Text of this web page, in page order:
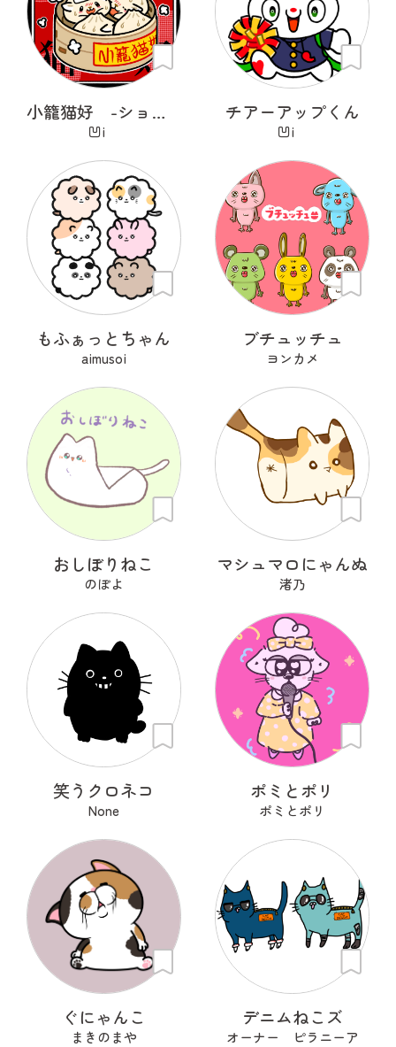
小籠猫好 -ショウロンニャンハオ-
凹i
チアーアップくん
凹i
もふぁっとちゃん
aimusoi
ブチュッチュ
ヨンカメ
おしぼりねこ
のぽよ
マシュマロにゃんぬ
渚乃
笑うクロネコ
None
ポミとポリ
ポミとポリ
ぐにゃんこ
まきのまや
デニムねこズ
オーナー ピラニーア